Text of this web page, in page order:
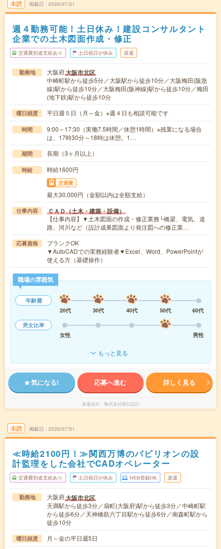
未読 掲載日 2026/07/31
週４勤務可能！土日休み！建設コンサルタント
企業での土木図面作成・修正
交通費別途支給あり 土日祝日が休み 派遣
勤務地 大阪府大阪市北区
中崎町駅から徒歩5分／大阪駅から徒歩10分／大阪梅田(阪急
線)駅から徒歩10分／大阪梅田(阪神線)駅から徒歩10分／梅田
(地下鉄)駅から徒歩10分
曜日頻度 平日週５日（月～金）※週４日も相談可能です
時間
9:00～17:30（実働7.5時間／休憩1時間）※残業になる場合
は、17時30分～18時は休憩。1…
期間 長期（3ヶ月以上）
時給 時給1600円
交通費
最大30,000円（金額以内は全額支給）
仕事内容 ＣＡＤ（土木・建築・設備）
【仕事内容】▼土木図面の作成・修正業務└橋梁、電気、道
路、河川など（設計成果図面より発注図への修正業…
応募資格
ブランクOK
▼AutoCADでの実務経験者▼Excel、Word、PowerPointが
使える方（基礎操作）
職場の雰囲気
年齢層
20代
30代 40代 50代
60代
男女比率
女性
男性
もっと見る
気になる! 応募へ進む 詳しく見る
派遣会社 株式会社朝日設計
未読 掲載日 2026/07/31
≪時給2100円！≫関西万博のパビリオンの設
計監理をした会社でCADオペレーター
交通費別途支給あり 土日祝日が休み WEB登録OK 派遣
勤務地 大阪府大阪市北区
天満駅から徒歩3分／扇町(大阪府)駅から徒歩3分／中崎町駅
から徒歩6分／天神橋筋六丁目駅から徒歩6分／南森町駅から
徒歩10分
曜日頻度 月～金の平日週5日